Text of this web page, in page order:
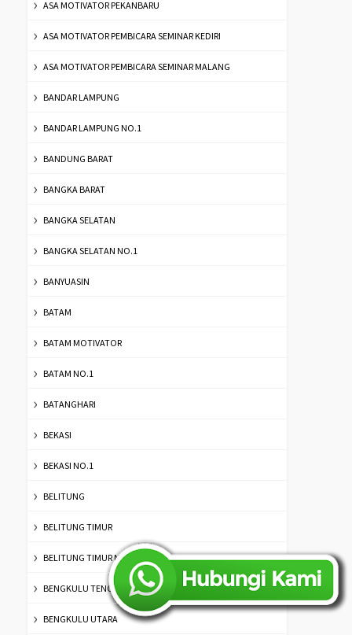
ASA MOTIVATOR PEKANBARU
ASA MOTIVATOR PEMBICARA SEMINAR KEDIRI
ASA MOTIVATOR PEMBICARA SEMINAR MALANG
BANDAR LAMPUNG
BANDAR LAMPUNG NO.1
BANDUNG BARAT
BANGKA BARAT
BANGKA SELATAN
BANGKA SELATAN NO.1
BANYUASIN
BATAM
BATAM MOTIVATOR
BATAM NO.1
BATANGHARI
BEKASI
BEKASI NO.1
BELITUNG
BELITUNG TIMUR
BELITUNG TIMUR NO.1
BENGKULU TENGAH
BENGKULU UTARA